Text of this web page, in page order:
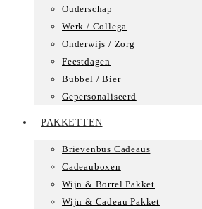
Ouderschap
Werk / Collega
Onderwijs / Zorg
Feestdagen
Bubbel / Bier
Gepersonaliseerd
PAKKETTEN
Brievenbus Cadeaus
Cadeauboxen
Wijn & Borrel Pakket
Wijn & Cadeau Pakket